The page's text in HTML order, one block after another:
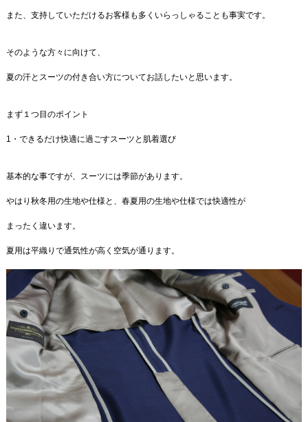
また、支持していただけるお客様も多くいらっしゃることも事実です。
そのような方々に向けて、
夏の汗とスーツの付き合い方についてお話したいと思います。
まず１つ目のポイント
1・できるだけ快適に過ごすスーツと肌着選び
基本的な事ですが、スーツには季節があります。
やはり秋冬用の生地や仕様と、春夏用の生地や仕様では快適性が
まったく違います。
夏用は平織りで通気性が高く空気が通ります。